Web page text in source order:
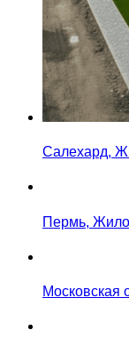
Салехард,
Пермь,
Московская